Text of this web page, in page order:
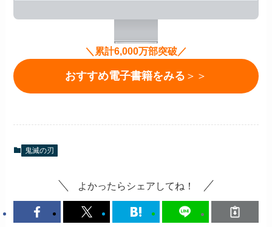
＼累計6,000万部突破／
おすすめ電子書籍をみる ＞＞
鬼滅の刃
よかったらシェアしてね！